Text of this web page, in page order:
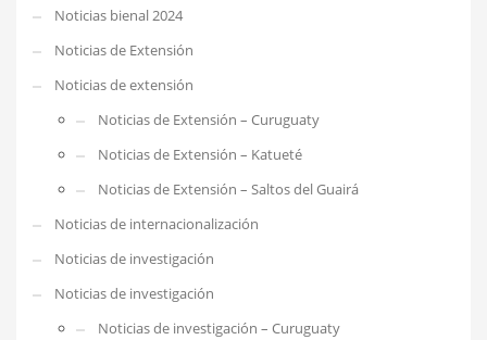
Noticias bienal 2024
Noticias de Extensión
Noticias de extensión
Noticias de Extensión – Curuguaty
Noticias de Extensión – Katueté
Noticias de Extensión – Saltos del Guairá
Noticias de internacionalización
Noticias de investigación
Noticias de investigación
Noticias de investigación – Curuguaty